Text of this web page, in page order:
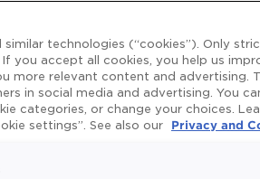
similar technologies (“cookies”). Only
you accept all cookies, you help us
more relevant content and advertising.
in social media and advertising. You
categories, or change your choices.
settings”. See also our
Privacy and